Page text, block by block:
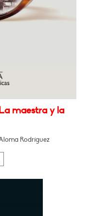
maestra y la
Rodríguez